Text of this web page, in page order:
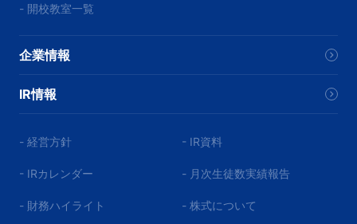
- 開校教室一覧
企業情報
IR情報
- 経営方針 - IR資料
- IRカレンダー - 月次生徒数実績報告
- 財務ハイライト - 株式について